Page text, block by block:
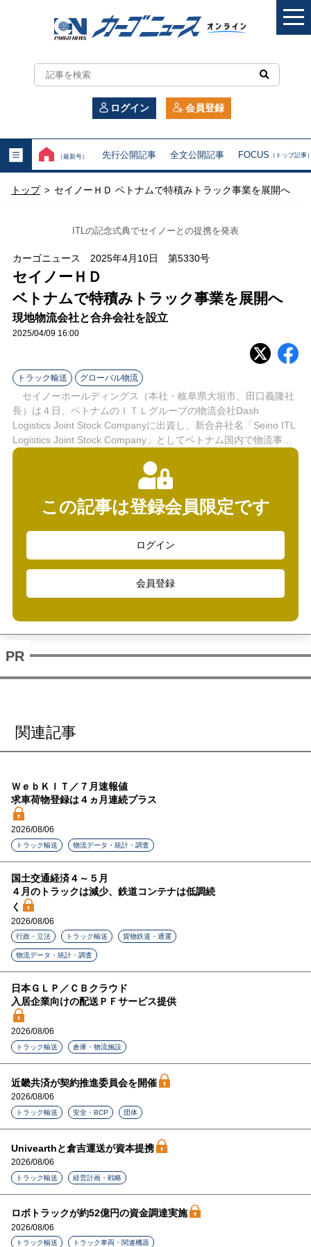
カ
ー
ニ
ュ
ス
オ
ン
ラ
ン
ログイン 会員登録
（最新号） 先行公開記事 全文公開記事 FOCUS （トップ記事
トップ > セイノーＨＤ ベトナムで特積みトラック事業を展開へ
ITLの記念式典でセイノーとの提携を発表
カーゴニュース 2025年4月10日 第5330号
セイノーＨＤ
ベトナムで特積みトラック事業を展開へ
現地物流会社と合弁会社を設立
2025/04/09 16:00
トラック輸送 グローバル物流
セイノーホールディングス（本社・岐阜県大垣市、田口義隆社
長）は４日、ベトナムのＩＴＬグループの物流会社Dash
Logistics Joint Stock Companyに出資し、新合弁社名「Seino ITL
Logistics Joint Stock Company」としてベトナム国内で物流事…
この記事は登録会員限定です
ログイン
会員登録
関連記事
ＷｅｂＫＩＴ／７月速報値
求車荷物登録は４ヵ月連続プラス
2026/08/06
トラック輸送 物流データ・統計・調査
国土交通経済４～５月
４月のトラックは減少、鉄道コンテナは低調続
く
2026/08/06
行政・立法 トラック輸送 貨物鉄道・通運
物流データ・統計・調査
日本ＧＬＰ／ＣＢクラウド
入居企業向けの配送ＰＦサービス提供
2026/08/06
トラック輸送 倉庫・物流施設
近畿共済が契約推進委員会を開催
2026/08/06
トラック輸送 安全・BCP 団体
Univearthと倉吉運送が資本提携
2026/08/06
トラック輸送 経営計画・戦略
ロボトラックが約52億円の資金調達実施
2026/08/06
トラック輸送 トラック車両・関連機器